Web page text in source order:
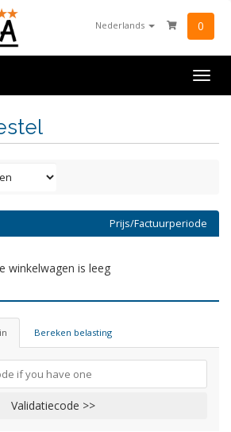
Nederlands 0
Prijs/Factuurperiode
winkelwagen is leeg
Bereken belasting
Validatiecode >>